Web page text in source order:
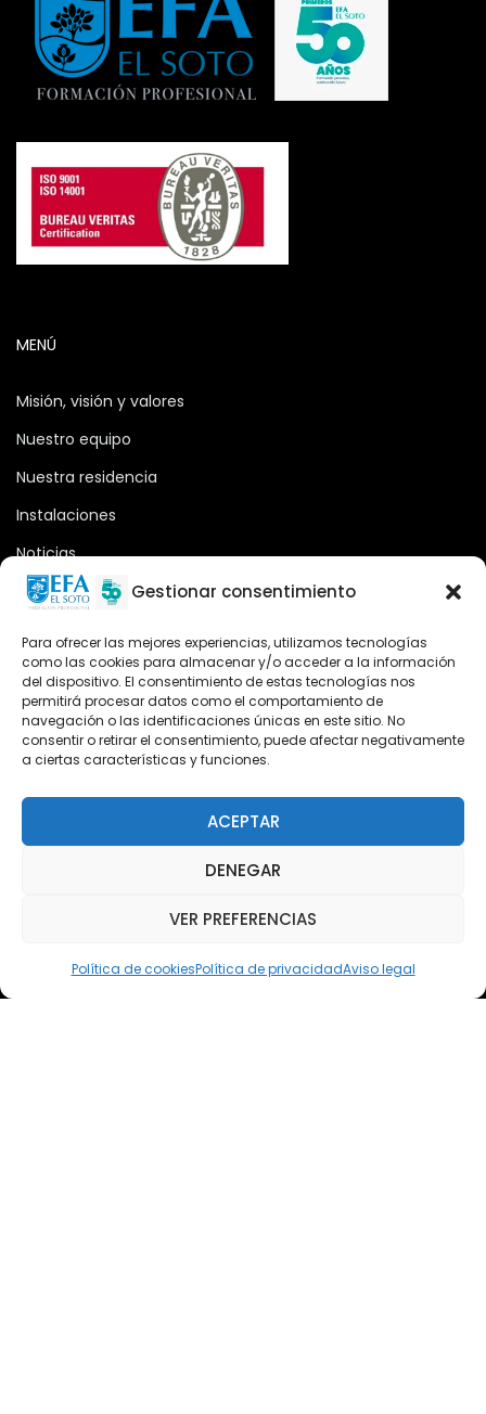
Gestionar consentimiento
Para ofrecer las mejores experiencias, utilizamos tecnologías
como las cookies para almacenar y/o acceder a la información
del dispositivo. El consentimiento de estas tecnologías nos
permitirá procesar datos como el comportamiento de
navegación o las identificaciones únicas en este sitio. No
consentir o retirar el consentimiento, puede afectar negativamente
a ciertas características y funciones.
ACEPTAR
DENEGAR
VER PREFERENCIAS
Política de cookiesPolítica de privacidadAviso legal
MENÚ
Misión, visión y valores
Nuestro equipo
Nuestra residencia
Instalaciones
Noticias
Oferta formativa
Plataforma 2.0
Acceso Cursos UNIR
Teléfono: (+34) 958 455 085
Teléfono: (+34) 618 370 813